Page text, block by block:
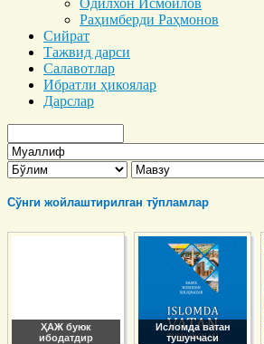
Одилхон Исмоилов
Раҳимберди Раҳмонов
Сийрат
Тажвид дарси
Салавотлар
Ибратли ҳикоялар
Дарслар
Сўнги жойлаштирилган тўпламлар
ҲАЖ буюк
ибодатдир
Исломда ватан
тушунчаси